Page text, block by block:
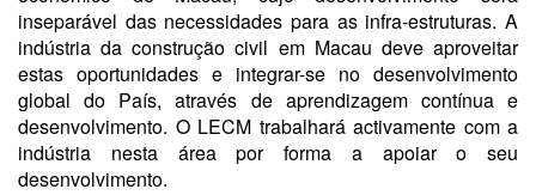
inseparável das necessidades para as infra-estruturas. A
indústria da construção civil em Macau deve aproveitar
estas oportunidades e integrar-se no desenvolvimento
global do País, através de aprendizagem contínua e
desenvolvimento. O LECM trabalhará activamente com a
indústria nesta área por forma a apoiar o seu
desenvolvimento.